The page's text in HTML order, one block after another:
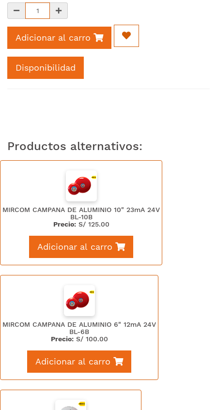
Adicionar al carro
Disponibilidad
Productos alternativos:
MIRCOM CAMPANA DE ALUMINIO 10" 23mA 24V
BL-10B
Precio: S/ 125.00
Adicionar al carro
MIRCOM CAMPANA DE ALUMINIO 6" 12mA 24V
BL-6B
Precio: S/ 100.00
Adicionar al carro